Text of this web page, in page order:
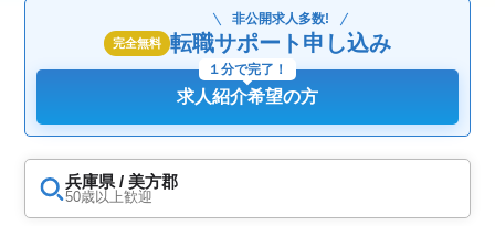
完全無料
非公開求人多数!
転職サポート申し込み
求人紹介希望の方
１分で完了！
兵庫県 / 美方郡
50歳以上歓迎